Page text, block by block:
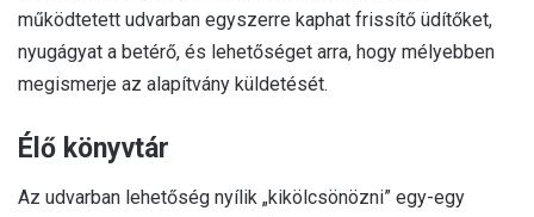
működtetett udvarban egyszerre kaphat frissítő üdítőket,
nyugágyat a betérő, és lehetőséget arra, hogy mélyebben
megismerje az alapítvány küldetését.
Élő könyvtár
Az udvarban lehetőség nyílik „kikölcsönözni” egy-egy